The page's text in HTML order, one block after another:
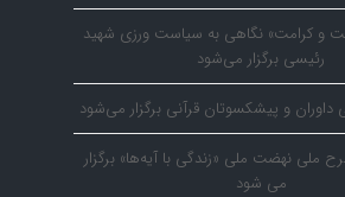
و کرامت» نگاهی به سیاست ورزی شهید
رئیسی برگزار می‌شود
و پیشکسوتان قرآنی برگزار می‌شود
ملی نهضت ملی «زندگی با آیه‌ها» برگزار
می شود